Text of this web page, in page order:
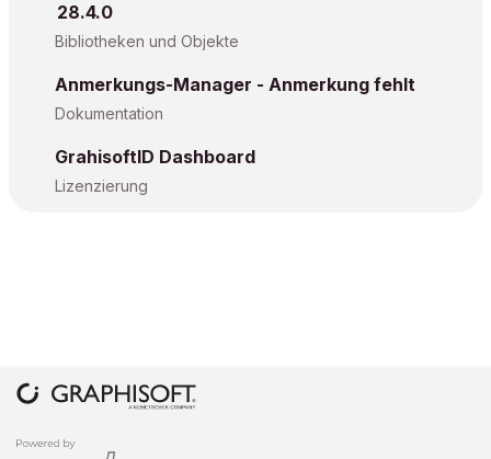
28.4.0
Bibliotheken und Objekte
Anmerkungs-Manager - Anmerkung fehlt
Dokumentation
GrahisoftID Dashboard
Lizenzierung